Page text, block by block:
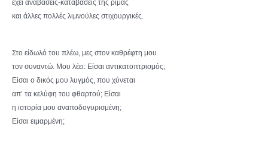
έχει αναβάσεις-καταβάσεις της ρίμας
και άλλες πολλές λιμνούλες στιχουργικές.
Στο είδωλό του πλέω, μες στον καθρέφτη μου
τον συναντώ. Μου λέει: Είσαι αντικατοπτρισμός;
Είσαι ο δικός μου λυγμός, που χύνεται
απ’ τα κελύφη του φθαρτού; Είσαι
η ιστορία μου αναποδογυρισμένη;
Είσαι ειμαρμένη;